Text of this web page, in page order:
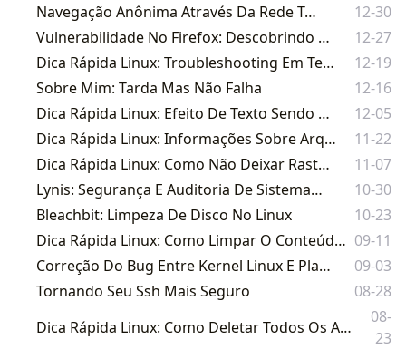
Navegação Anônima Através Da Rede Tor
12-30
Vulnerabilidade No Firefox: Descobrindo Senhas Salvas
12-27
Dica Rápida Linux: Troubleshooting Em Tempo De Execução Com Strace
12-19
Sobre Mim: Tarda Mas Não Falha
12-16
Dica Rápida Linux: Efeito De Texto Sendo Digitado O Pv Resolve
12-05
Dica Rápida Linux: Informações Sobre Arquivos Com O Comando Stat
11-22
Dica Rápida Linux: Como Não Deixar Rastros No History
11-07
Lynis: Segurança E Auditoria De Sistemas Linux
10-30
Bleachbit: Limpeza De Disco No Linux
10-23
Dica Rápida Linux: Como Limpar O Conteúdo De Um Arquivo Texto Sem Abrir O Mesmo 09-11
Correção Do Bug Entre Kernel Linux E Placas Broadcom
09-03
Tornando Seu Ssh Mais Seguro
08-28
Dica Rápida Linux: Como Deletar Todos Os Arquivos Exceto Alguns Com Extensões Específicas
08-
23